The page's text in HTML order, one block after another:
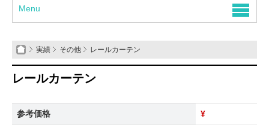
Menu
実績 その他 レールカーテン
レールカーテン
参考価格 ¥